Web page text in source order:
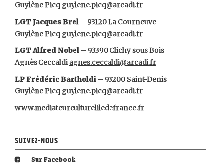
Guylène Picq guylene.picq@arcadi.fr
LGT Jacques Brel– 93120 La Courneuve
Guylène Picq guylene.picq@arcadi.fr
LGT Alfred Nobel– 93390 Clichy sous Bois
Agnès Ceccaldiagnes.ceccaldi@arcadi.fr
LP Frédéric Bartholdi– 93200 Saint-Denis
Guylène Picq guylene.picq@arcadi.fr
www.mediateurcultureliledefrance.fr
Suivez-nous
Sur Facebook